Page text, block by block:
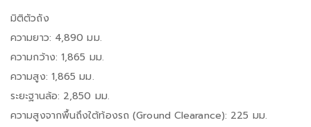
มิติตัวถัง
ความยาว: 4,890 มม.
ความกว้าง: 1,865 มม.
ความสูง: 1,865 มม.
ระยะฐานล้อ: 2,850 มม.
ความสูงจากพื้นถึงใต้ท้องรถ (Ground Clearance): 225 มม.